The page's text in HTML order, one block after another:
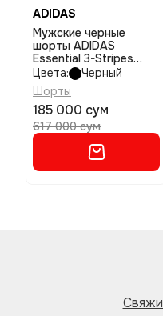
ADIDAS
Мужские черные
шорты ADIDAS
Essential 3-Stripes
Single Jersey 10-Inch
размер m
Цвета:
Черный
Шорты
185 000 сум
617 000 сум